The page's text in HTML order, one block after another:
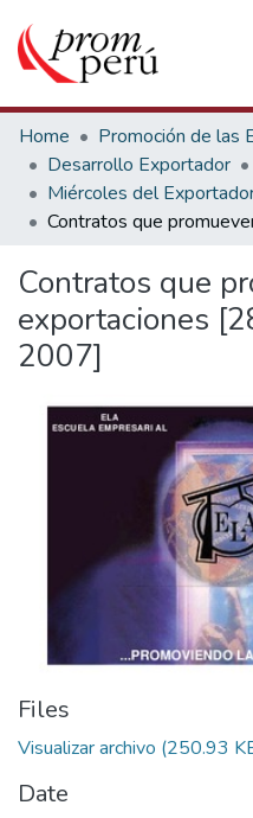
Communities & Collections
All of DSpace
Statistics
Estadísticas Externas
Home
Desarrollo Exportador
Miércoles del
Contratos que
exportaciones
2007]
Files
Visualizar archivo (250.93
Date